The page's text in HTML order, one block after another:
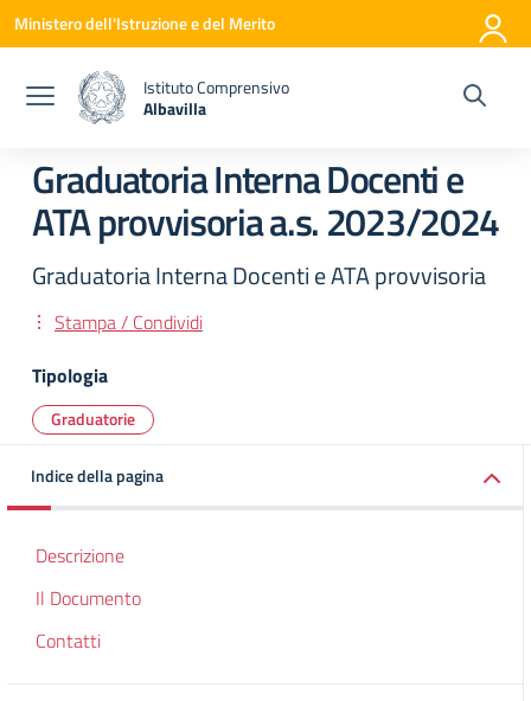
Vai ai contenuti
Vai al menu di navigazione
Vai al footer
Ministero dell'Istruzione e del Merito
Istituto Comprensivo
Albavilla
Graduatoria Interna Docenti e
ATA provvisoria a.s. 2023/2024
Graduatoria Interna Docenti e ATA provvisoria
Stampa / Condividi
Tipologia
Graduatorie
Indice della pagina
Descrizione
Il Documento
Contatti